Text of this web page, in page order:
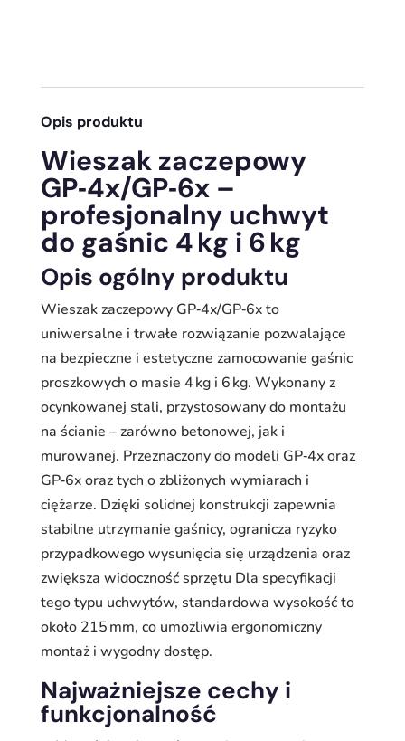
Opis produktu
Wieszak zaczepowy
GP‑4x/GP‑6x –
profesjonalny uchwyt
do gaśnic 4 kg i 6 kg
Opis ogólny produktu
Wieszak zaczepowy GP‑4x/GP‑6x to
uniwersalne i trwałe rozwiązanie pozwalające
na bezpieczne i estetyczne zamocowanie gaśnic
proszkowych o masie 4 kg i 6 kg. Wykonany z
ocynkowanej stali, przystosowany do montażu
na ścianie – zarówno betonowej, jak i
murowanej. Przeznaczony do modeli GP‑4x oraz
GP‑6x oraz tych o zbliżonych wymiarach i
ciężarze. Dzięki solidnej konstrukcji zapewnia
stabilne utrzymanie gaśnicy, ogranicza ryzyko
przypadkowego wysunięcia się urządzenia oraz
zwiększa widoczność sprzętu Dla specyfikacji
tego typu uchwytów, standardowa wysokość to
około 215 mm, co umożliwia ergonomiczny
montaż i wygodny dostęp.
Najważniejsze cechy i
funkcjonalność